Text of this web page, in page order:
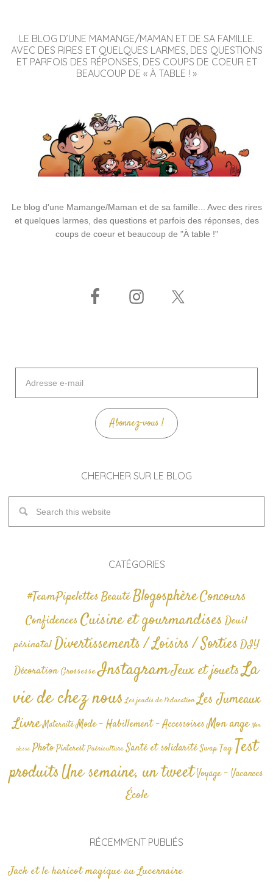
LE BLOG D’UNE MAMANGE/MAMAN ET DE SA FAMILLE.
AVEC DES RIRES ET QUELQUES LARMES, DES QUESTIONS
ET PARFOIS DES RÉPONSES, DES COUPS DE COEUR ET
BEAUCOUP DE « À TABLE ! »
Le blog d'une Mamange/Maman et de sa famille... Avec des rires
et quelques larmes, des questions et parfois des réponses, des
coups de coeur et beaucoup de "À table !"
mail
Abonnez-vous !
CHERCHER SUR LE BLOG
CATÉGORIES
#TeamPipelettesBeautéBlogosphèreConcours
Confidences Cuisine et gourmandises Deuil
périnatalDivertissements / Loisirs / SortiesDIY
Décoration GrossesseInstagramJeux et jouetsLa
vie de chez nous Les jeudis de l'éducation Les Jumeaux
Livre Maternité Mode - Habillement - AccessoiresMon ange Non
classé Photo Pinterest Puériculture Santé et solidarité Swap TagTest
produitsUne semaine, un tweetVoyage - Vacances
École
RÉCEMMENT PUBLIÉS
Jack et le haricot magique au Lucernaire